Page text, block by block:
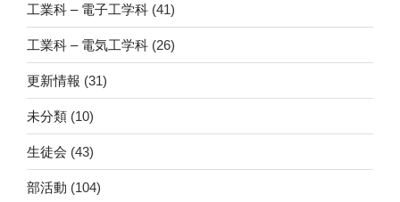
工業科 – 電子工学科 (41)
工業科 – 電気工学科 (26)
更新情報 (31)
未分類 (10)
生徒会 (43)
部活動 (104)